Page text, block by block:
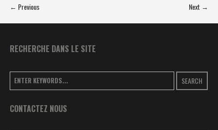
← Previous Next →
RECHERCHE DANS LE SITE
SEARCH
CONTACTEZ NOUS